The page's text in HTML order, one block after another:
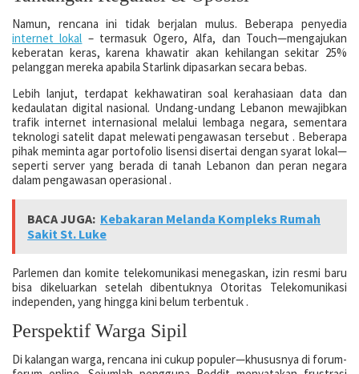
Namun, rencana ini tidak berjalan mulus. Beberapa penyedia
internet lokal – termasuk Ogero, Alfa, dan Touch—mengajukan
keberatan keras, karena khawatir akan kehilangan sekitar 25%
pelanggan mereka apabila Starlink dipasarkan secara bebas.
Lebih lanjut, terdapat kekhawatiran soal kerahasiaan data dan
kedaulatan digital nasional. Undang-undang Lebanon mewajibkan
trafik internet internasional melalui lembaga negara, sementara
teknologi satelit dapat melewati pengawasan tersebut . Beberapa
pihak meminta agar portofolio lisensi disertai dengan syarat lokal—
seperti server yang berada di tanah Lebanon dan peran negara
dalam pengawasan operasional .
BACA JUGA: Kebakaran Melanda Kompleks Rumah
Sakit St. Luke
Parlemen dan komite telekomunikasi menegaskan, izin resmi baru
bisa dikeluarkan setelah dibentuknya Otoritas Telekomunikasi
independen, yang hingga kini belum terbentuk .
Perspektif Warga Sipil
Di kalangan warga, rencana ini cukup populer—khususnya di forum-